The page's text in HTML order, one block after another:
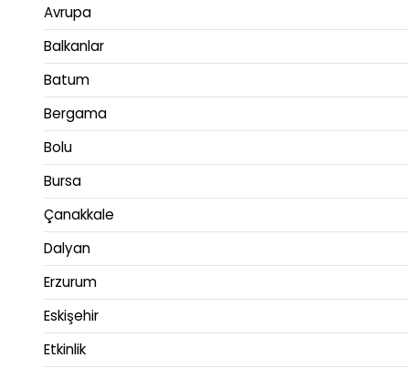
Avrupa
Balkanlar
Batum
Bergama
Bolu
Bursa
Çanakkale
Dalyan
Erzurum
Eskişehir
Etkinlik